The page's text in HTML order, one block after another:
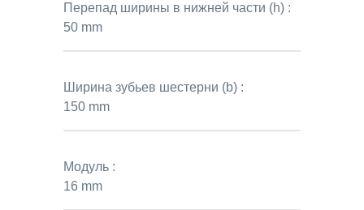
Перепад ширины в нижней части (h) :
50 mm
Ширина зубьев шестерни (b) :
150 mm
Модуль :
16 mm